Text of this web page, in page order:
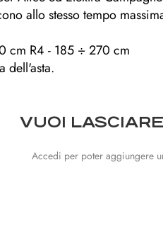
allo stesso tempo
cm R4 - 185 ÷ 270 cm
dell'asta.
VUOI
Accedi per poter aggiungere